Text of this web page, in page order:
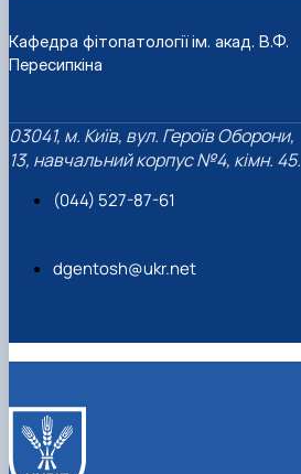
Кафедра фітопатології ім. акад. В.Ф.
Пересипкіна
03041, м. Київ, вул. Героїв Оборони,
13, навчальний корпус №4, кімн. 45.
(044) 527-87-61
dgentosh@ukr.net